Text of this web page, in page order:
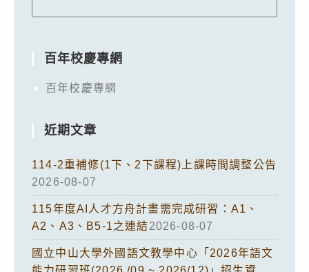
百年校慶專網
百年校慶專網
近期文章
114-2重補修(1下、2下課程)上課時間調整公告
2026-08-07
115年度AI人才方舟計畫需完成研習：A1、
A2、A3、B5-1之連結2026-08-07
國立中山大學外國語文教學中心「2026年語文